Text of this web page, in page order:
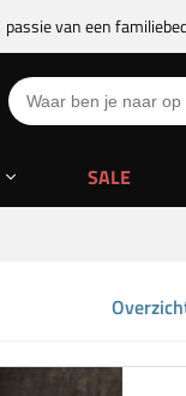
passie van een
SALE